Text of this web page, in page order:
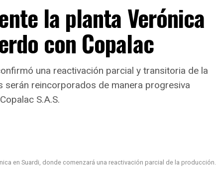
la planta Verónica
con Copalac
una reactivación parcial y transitoria de la
serán reincorporados de manera progresiva
S.A.S.
en Suardi, donde comenzará una reactivación parcial de la producción.